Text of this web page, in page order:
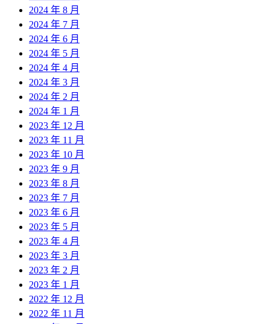
2024 年 8 月
2024 年 7 月
2024 年 6 月
2024 年 5 月
2024 年 4 月
2024 年 3 月
2024 年 2 月
2024 年 1 月
2023 年 12 月
2023 年 11 月
2023 年 10 月
2023 年 9 月
2023 年 8 月
2023 年 7 月
2023 年 6 月
2023 年 5 月
2023 年 4 月
2023 年 3 月
2023 年 2 月
2023 年 1 月
2022 年 12 月
2022 年 11 月